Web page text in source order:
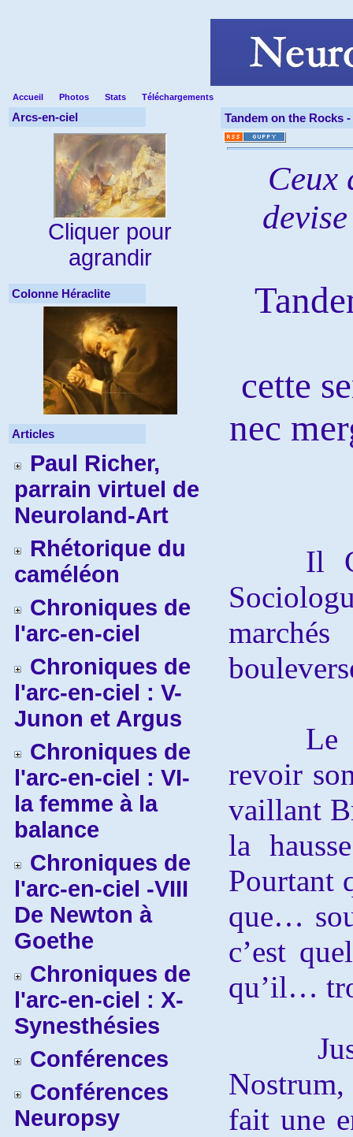
Accueil Photos Stats Téléchargements
Arcs-en-ciel
Cliquer pour
agrandir
Colonne Héraclite
Articles
Paul Richer,
parrain virtuel de
Neuroland-Art
Rhétorique du
caméléon
Chroniques de
l'arc-en-ciel
Chroniques de
l'arc-en-ciel : V-
Junon et Argus
Chroniques de
l'arc-en-ciel : VI-
la femme à la
balance
Chroniques de
l'arc-en-ciel -VIII
De Newton à
Goethe
Chroniques de
l'arc-en-ciel : X-
Synesthésies
Conférences
Conférences
Neuropsy
Tandem on the Rocks -
Ceux
cette
nec
Il
Le
revoir
vaillant
la
Pourtant
que…
c’est
qu’il…
fait une